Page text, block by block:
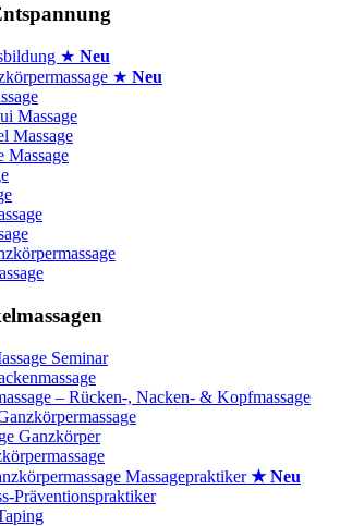
★ Neu
★ Neu
Massage
Massage
Massage
Seminar
– Rücken-, Nacken- & Kopfmassage
Ganzkörper
Massagepraktiker★ Neu
Präventionspraktiker